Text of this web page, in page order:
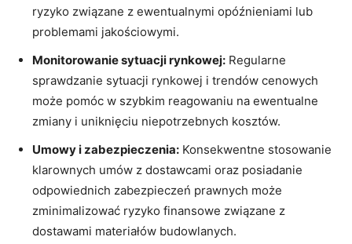
ryzyko związane z ⁣ewentualnymi opóźnieniami lub ​
problemami jakościowymi.
Monitorowanie⁢ sytuacji rynkowej: Regularne
sprawdzanie ⁤sytuacji rynkowej i trendów cenowych
może pomóc w szybkim reagowaniu na ewentualne
zmiany i uniknięciu niepotrzebnych kosztów.
Umowy i zabezpieczenia: Konsekwentne stosowanie
klarownych umów z dostawcami oraz posiadanie
odpowiednich zabezpieczeń ‍prawnych ‌może
zminimalizować ryzyko finansowe związane z
dostawami materiałów budowlanych.